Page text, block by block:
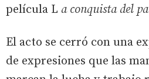
película L a conquista del
El acto se cerró con una
de expresiones que las